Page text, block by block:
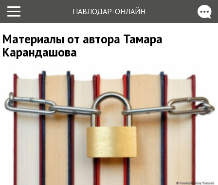
ПАВЛОДАР-ОНЛАЙН
Материалы от автора Тамара
Карандашова